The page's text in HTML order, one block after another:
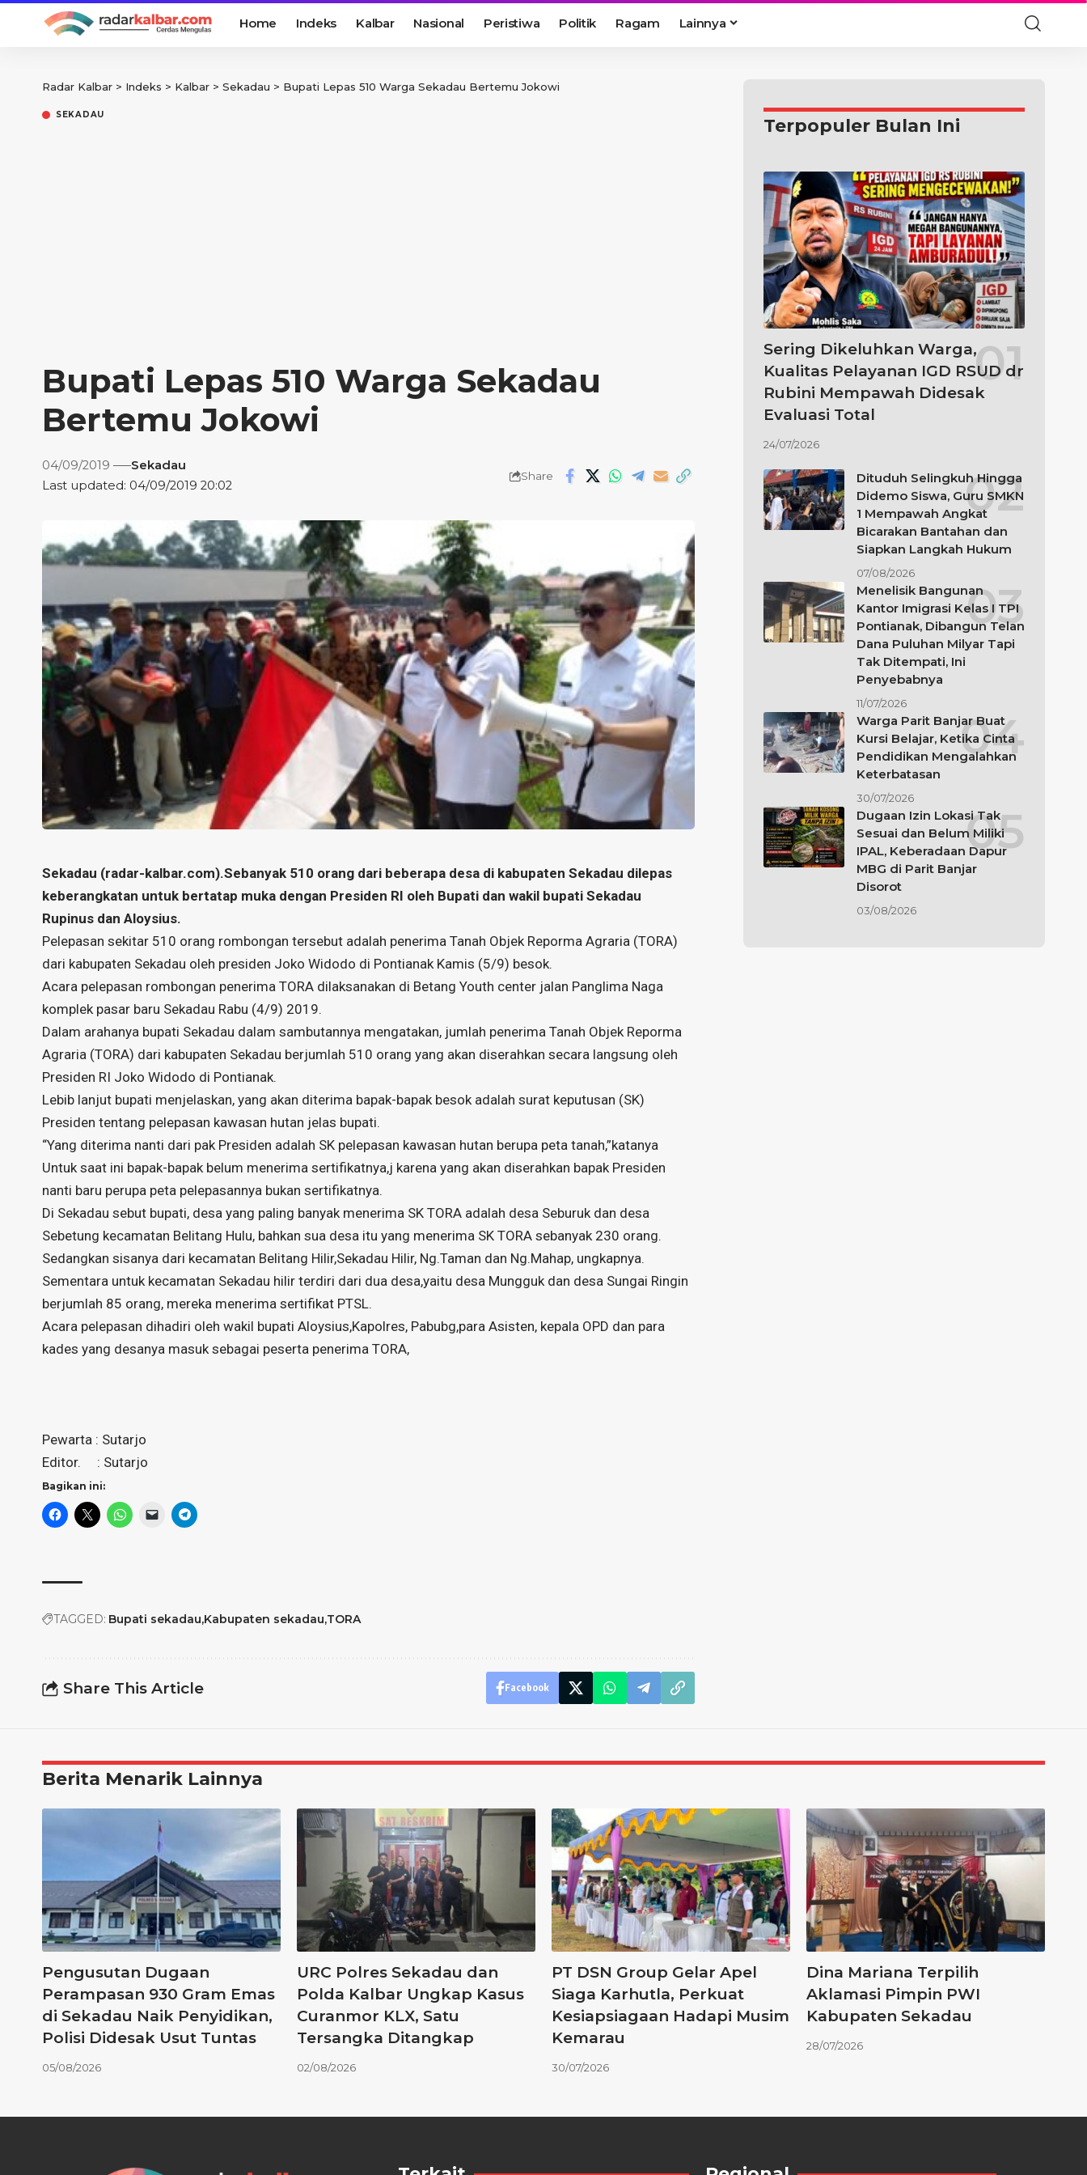
Home Indeks Kalbar Nasional Peristiwa Politik Ragam Lainnya
Radar Kalbar > Indeks > Kalbar > Sekadau > Bupati Lepas 510 Warga Sekadau Bertemu Jokowi
SEKADAU
Bupati Lepas 510 Warga Sekadau
Bertemu Jokowi
Last updated: 04/09/2019 20:02
04/09/2019 Sekadau
Share
Sekadau (radar-kalbar.com).Sebanyak 510 orang dari beberapa desa di kabupaten Sekadau dilepas
keberangkatan untuk bertatap muka dengan Presiden RI oleh Bupati dan wakil bupati Sekadau
Rupinus dan Aloysius.
Pelepasan sekitar 510 orang rombongan tersebut adalah penerima Tanah Objek Reporma Agraria (TORA)
dari kabupaten Sekadau oleh presiden Joko Widodo di Pontianak Kamis (5/9) besok.
Acara pelepasan rombongan penerima TORA dilaksanakan di Betang Youth center jalan Panglima Naga
komplek pasar baru Sekadau Rabu (4/9) 2019.
Dalam arahanya bupati Sekadau dalam sambutannya mengatakan, jumlah penerima Tanah Objek Reporma
Agraria (TORA) dari kabupaten Sekadau berjumlah 510 orang yang akan diserahkan secara langsung oleh
Presiden RI Joko Widodo di Pontianak.
Lebib lanjut bupati menjelaskan, yang akan diterima bapak-bapak besok adalah surat keputusan (SK)
Presiden tentang pelepasan kawasan hutan jelas bupati.
“Yang diterima nanti dari pak Presiden adalah SK pelepasan kawasan hutan berupa peta tanah,”katanya
Untuk saat ini bapak-bapak belum menerima sertifikatnya,j karena yang akan diserahkan bapak Presiden
nanti baru perupa peta pelepasannya bukan sertifikatnya.
Di Sekadau sebut bupati, desa yang paling banyak menerima SK TORA adalah desa Seburuk dan desa
Sebetung kecamatan Belitang Hulu, bahkan sua desa itu yang menerima SK TORA sebanyak 230 orang.
Sedangkan sisanya dari kecamatan Belitang Hilir,Sekadau Hilir, Ng.Taman dan Ng.Mahap, ungkapnya.
Sementara untuk kecamatan Sekadau hilir terdiri dari dua desa,yaitu desa Mungguk dan desa Sungai Ringin
berjumlah 85 orang, mereka menerima sertifikat PTSL.
Acara pelepasan dihadiri oleh wakil bupati Aloysius,Kapolres, Pabubg,para Asisten, kepala OPD dan para
kades yang desanya masuk sebagai peserta penerima TORA,
Pewarta : Sutarjo
Editor. : Sutarjo
Bagikan ini:
TAGGED: Bupati sekadau Kabupaten sekadau TORA
Share This Article Facebook
Terpopuler Bulan Ini
Sering Dikeluhkan Warga,
Kualitas Pelayanan IGD RSUD dr
Rubini Mempawah Didesak
Evaluasi Total
24/07/2026
Dituduh Selingkuh Hingga
Didemo Siswa, Guru SMKN
1 Mempawah Angkat
Bicarakan Bantahan dan
Siapkan Langkah Hukum
07/08/2026
Menelisik Bangunan
Kantor Imigrasi Kelas I TPI
Pontianak, Dibangun Telan
Dana Puluhan Milyar Tapi
Tak Ditempati, Ini
Penyebabnya
11/07/2026
Warga Parit Banjar Buat
Kursi Belajar, Ketika Cinta
Pendidikan Mengalahkan
Keterbatasan
30/07/2026
Dugaan Izin Lokasi Tak
Sesuai dan Belum Miliki
IPAL, Keberadaan Dapur
MBG di Parit Banjar
Disorot
03/08/2026
Berita Menarik Lainnya
Pengusutan Dugaan
Perampasan 930 Gram Emas
di Sekadau Naik Penyidikan,
Polisi Didesak Usut Tuntas
05/08/2026
URC Polres Sekadau dan
Polda Kalbar Ungkap Kasus
Curanmor KLX, Satu
Tersangka Ditangkap
02/08/2026
PT DSN Group Gelar Apel
Siaga Karhutla, Perkuat
Kesiapsiagaan Hadapi Musim
Kemarau
30/07/2026
Dina Mariana Terpilih
Aklamasi Pimpin PWI
Kabupaten Sekadau
28/07/2026